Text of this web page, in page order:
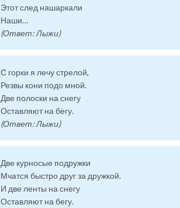
Этот след нашаркали
Наши…
(Ответ: Лыжи)
С горки я лечу стрелой,
Резвы кони подо мной.
Две полоски на снегу
Оставляют на бегу.
(Ответ: Лыжи)
Две курносые подружки
Мчатся быстро друг за дружкой.
И две ленты на снегу
Оставляют на бегу.